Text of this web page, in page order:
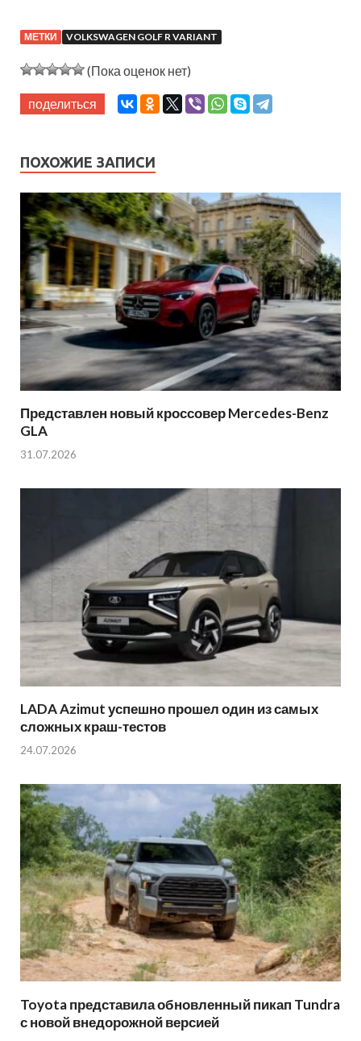
МЕТКИ VOLKSWAGEN GOLF R VARIANT
(Пока оценок нет)
поделиться
ПОХОЖИЕ ЗАПИСИ
Представлен новый кроссовер Mercedes-Benz
GLA
31.07.2026
LADA Azimut успешно прошел один из самых
сложных краш-тестов
24.07.2026
Toyota представила обновленный пикап Tundra
с новой внедорожной версией